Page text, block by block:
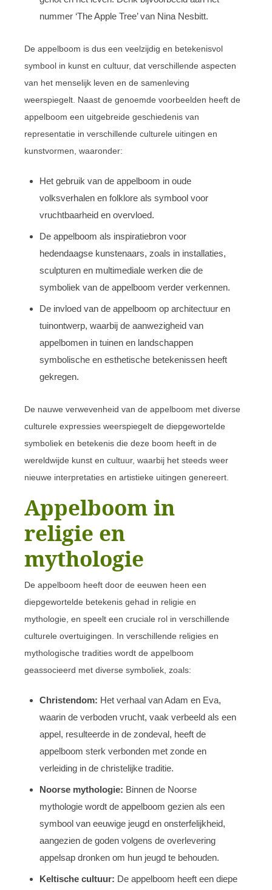
nummer ‘The Apple Tree’ van Nina Nesbitt.
De appelboom is dus een veelzijdig en betekenisvol
symbool in kunst en cultuur, dat verschillende aspecten
van het menselijk leven en de samenleving
weerspiegelt. Naast de genoemde voorbeelden heeft de
appelboom een uitgebreide geschiedenis van
representatie in verschillende culturele uitingen en
kunstvormen, waaronder:
Het gebruik van de appelboom in oude
volksverhalen en folklore als symbool voor
vruchtbaarheid en overvloed.
De appelboom als inspiratiebron voor
hedendaagse kunstenaars, zoals in installaties,
sculpturen en multimediale werken die de
symboliek van de appelboom verder verkennen.
De invloed van de appelboom op architectuur en
tuinontwerp, waarbij de aanwezigheid van
appelbomen in tuinen en landschappen
symbolische en esthetische betekenissen heeft
gekregen.
De nauwe verwevenheid van de appelboom met diverse
culturele expressies weerspiegelt de diepgewortelde
symboliek en betekenis die deze boom heeft in de
wereldwijde kunst en cultuur, waarbij het steeds weer
nieuwe interpretaties en artistieke uitingen genereert.
Appelboom in
religie en
mythologie
De appelboom heeft door de eeuwen heen een
diepgewortelde betekenis gehad in religie en
mythologie, en speelt een cruciale rol in verschillende
culturele overtuigingen. In verschillende religies en
mythologische tradities wordt de appelboom
geassocieerd met diverse symboliek, zoals:
Christendom: Het verhaal van Adam en Eva,
waarin de verboden vrucht, vaak verbeeld als een
appel, resulteerde in de zondeval, heeft de
appelboom sterk verbonden met zonde en
verleiding in de christelijke traditie.
Noorse mythologie: Binnen de Noorse
mythologie wordt de appelboom gezien als een
symbool van eeuwige jeugd en onsterfelijkheid,
aangezien de goden volgens de overlevering
appelsap dronken om hun jeugd te behouden.
Keltische cultuur: De appelboom heeft een diepe